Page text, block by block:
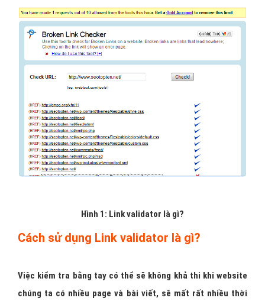
Hình 1: Link validator là gì?
Cách sử dụng Link validator là gì?
Việc kiểm tra bằng tay có thể sẽ không khả thi khi website
chúng ta có nhiều page và bài viết, sẽ mất rất nhiều thời